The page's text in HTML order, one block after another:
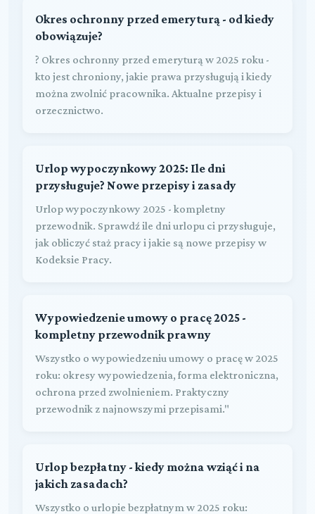
Okres ochronny przed emeryturą - od kiedy
obowiązuje?
? Okres ochronny przed emeryturą w 2025 roku -
kto jest chroniony, jakie prawa przysługują i kiedy
można zwolnić pracownika. Aktualne przepisy i
orzecznictwo.
Urlop wypoczynkowy 2025: Ile dni
przysługuje? Nowe przepisy i zasady
Urlop wypoczynkowy 2025 - kompletny
przewodnik. Sprawdź ile dni urlopu ci przysługuje,
jak obliczyć staż pracy i jakie są nowe przepisy w
Kodeksie Pracy.
Wypowiedzenie umowy o pracę 2025 -
kompletny przewodnik prawny
Wszystko o wypowiedzeniu umowy o pracę w 2025
roku: okresy wypowiedzenia, forma elektroniczna,
ochrona przed zwolnieniem. Praktyczny
przewodnik z najnowszymi przepisami."
Urlop bezpłatny - kiedy można wziąć i na
jakich zasadach?
Wszystko o urlopie bezpłatnym w 2025 roku: